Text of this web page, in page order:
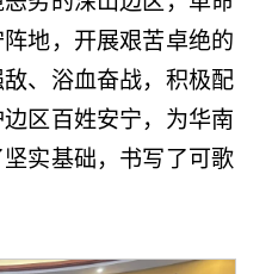
地，开展艰苦卓绝的
、浴血奋战，积极配
区百姓安宁，为华南
实基础，书写了可歌